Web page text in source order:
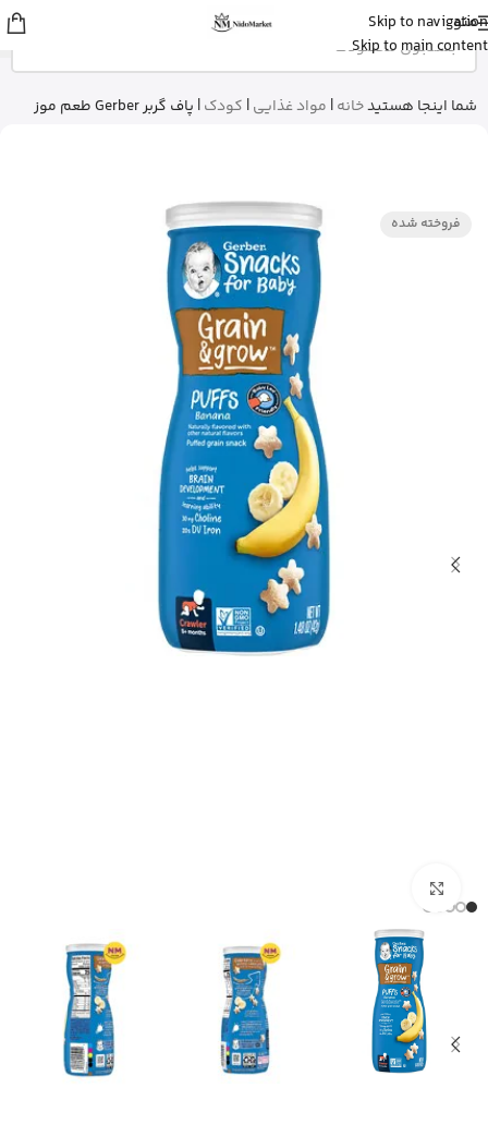
Skip to navigation
Skip to main content
منو
شما اینجا هستیدخانه| مواد غذایی| کودک| پاف گربر Gerber طعم موز
فروخته شده
زهرااز گرگان
کپسول پریورین بایر آلمان رو خرید کرد